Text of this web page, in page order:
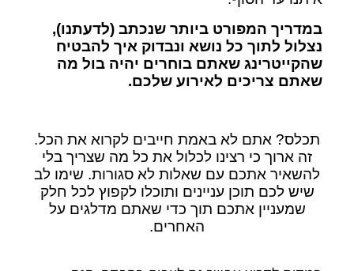
במדריך המפורט ביותר שנכתב (לדעתנו),
נצלול לתוך כל נושא ונבדוק איך להבטיח
שהקייטרינג שאתם בוחרים יהיה בול מה
שאתם צריכים לאירוע שלכם.
תכלס? אתם לא באמת חייבים לקרוא את הכל.
זה ארוך כי רצינו לכלול את כל מה שצריך בלי
להשאיר אתכם עם שאלות לא סגורות. שימו לב
שיש לכם תוכן עניינים ותוכלו לקפוץ לכל חלק
שמעניין אתכם תוך כדי שאתם מדלגים על
האחרים.